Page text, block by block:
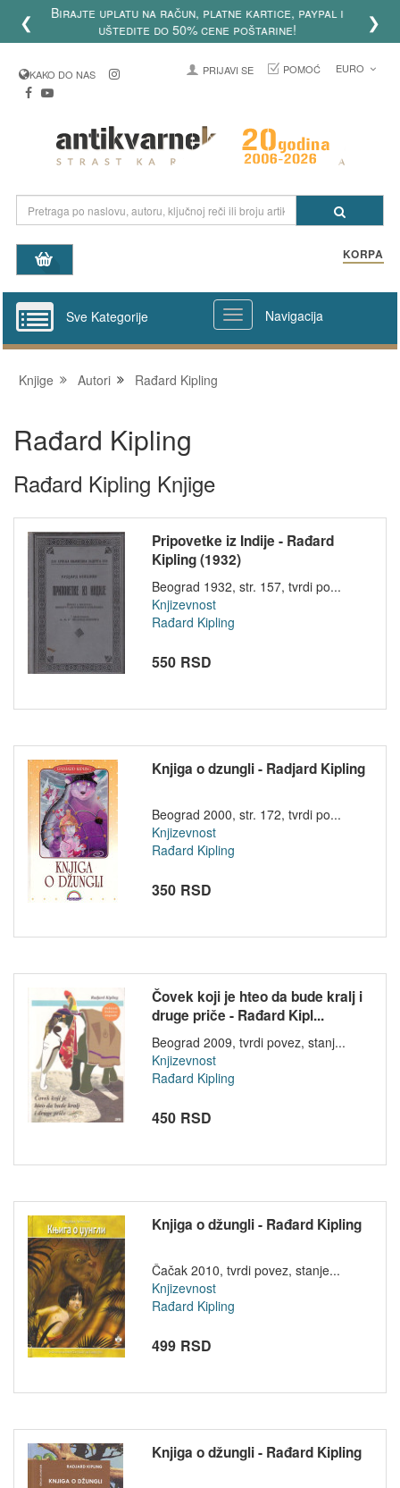
❮
Ove godine slavimo 20 godina postojanja sajta
Antikvarneknjige.com 2006-2026
❯
KAKO DO NAS PRIJAVI SE POMOĆ EURO
KORPA
Sve Kategorije Navigacija
Knjige Autori Rađard Kipling
Rađard Kipling
Rađard Kipling Knjige
Pripovetke iz Indije - Rađard
Kipling (1932)
Beograd 1932, str. 157, tvrdi po...
Knjizevnost
Rađard Kipling
550 RSD
Knjiga o dzungli - Radjard Kipling
Beograd 2000, str. 172, tvrdi po...
Knjizevnost
Rađard Kipling
350 RSD
Čovek koji je hteo da bude kralj i
druge priče - Rađard Kipl...
Beograd 2009, tvrdi povez, stanj...
Knjizevnost
Rađard Kipling
450 RSD
Knjiga o džungli - Rađard Kipling
Čačak 2010, tvrdi povez, stanje...
Knjizevnost
Rađard Kipling
499 RSD
Knjiga o džungli - Rađard Kipling